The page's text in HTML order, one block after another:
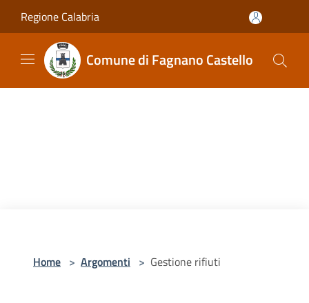
Regione Calabria
Comune di Fagnano Castello
Home > Argomenti > Gestione rifiuti